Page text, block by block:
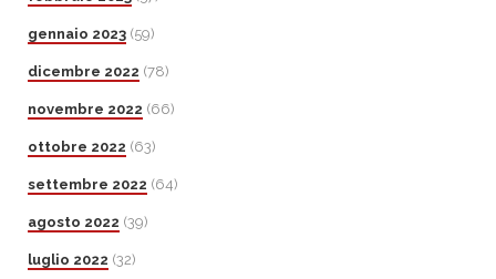
gennaio 2023 (59)
dicembre 2022 (78)
novembre 2022 (66)
ottobre 2022 (63)
settembre 2022 (64)
agosto 2022 (39)
luglio 2022 (32)